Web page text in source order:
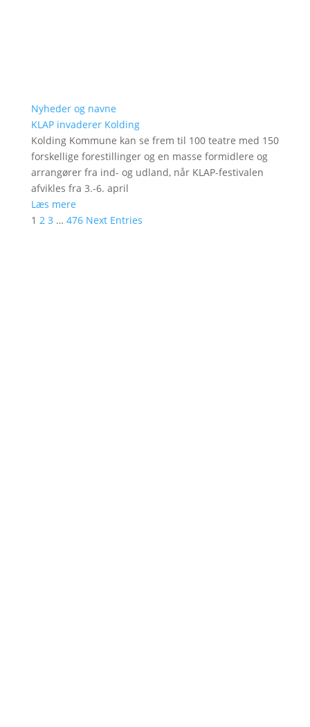
Nyheder og navne
KLAP invaderer Kolding
Kolding Kommune kan se frem til 100 teatre med 150
forskellige forestillinger og en masse formidlere og
arrangører fra ind- og udland, når KLAP-festivalen
afvikles fra 3.-6. april
Læs mere
1 2 3 … 476 Next Entries